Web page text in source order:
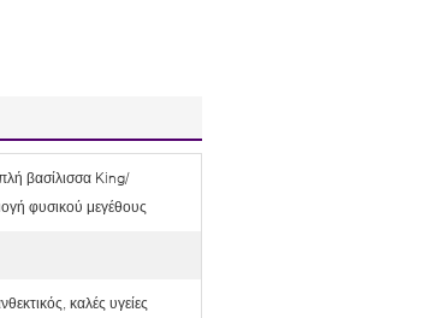
βασίλισσα King/
φυσικού μεγέθους
καλές υγείες